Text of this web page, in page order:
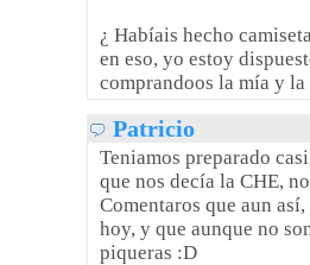
¿ Habíais hecho
en eso, yo estoy
comprandoos la mía y
Patricio
Teniamos preparado
que nos decía la CHE,
Comentaros que aun
hoy, y que aunque no
piqueras :D